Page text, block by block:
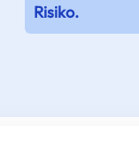
Risiko.